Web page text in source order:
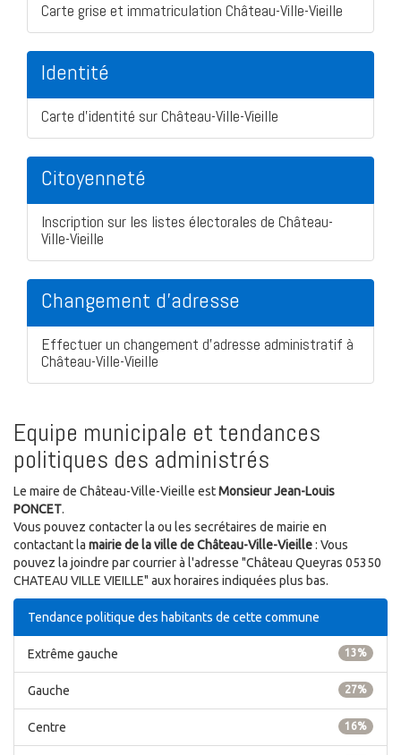
Carte grise et immatriculation Château-Ville-Vieille
Identité
Carte d'identité sur Château-Ville-Vieille
Citoyenneté
Inscription sur les listes électorales de Château-
Ville-Vieille
Changement d'adresse
Effectuer un changement d'adresse administratif à
Château-Ville-Vieille
Equipe municipale et tendances
politiques des administrés
Le maire de Château-Ville-Vieille estMonsieur Jean-Louis
PONCET.
Vous pouvez contacter la ou les secrétaires de mairie en
contactant la mairie de la ville de Château-Ville-Vieille: Vous
pouvez la joindre par courrier à l'adresse "Château Queyras 05350
CHATEAU VILLE VIEILLE" aux horaires indiquées plus bas.
Tendance politique des habitants de cette commune
13%
Extrême gauche
27%
Gauche
16%
Centre